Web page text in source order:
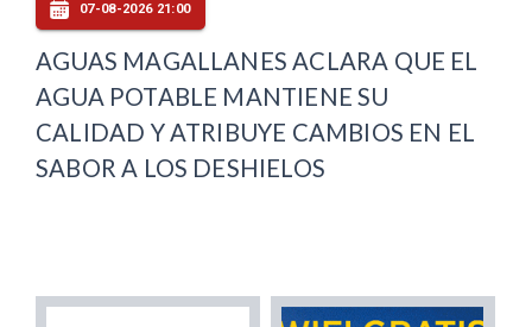
07-08-2026 21:00
AGUAS MAGALLANES ACLARA QUE EL
AGUA POTABLE MANTIENE SU
CALIDAD Y ATRIBUYE CAMBIOS EN EL
SABOR A LOS DESHIELOS